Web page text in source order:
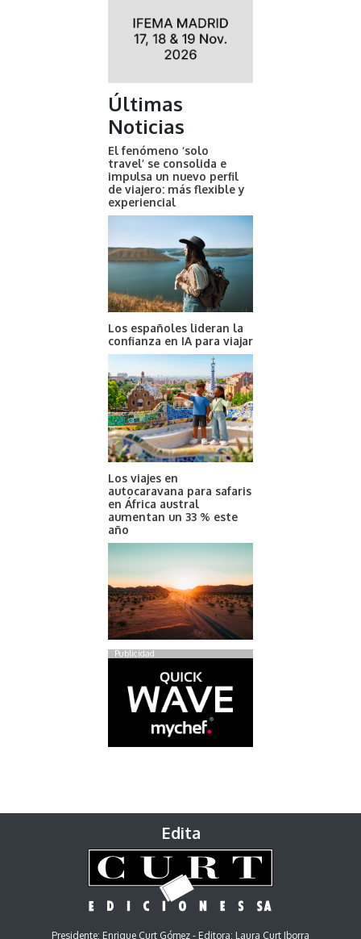
Últimas
Noticias
El fenómeno ‘solo
travel’ se consolida e
impulsa un nuevo perfil
de viajero: más flexible y
experiencial
Los españoles lideran la
confianza en IA para viajar
Los viajes en
autocaravana para safaris
en África austral
aumentan un 33 % este
año
Publicidad
Edita
Presidente: Enrique Curt Gómez - Editora: Laura Curt Iborra